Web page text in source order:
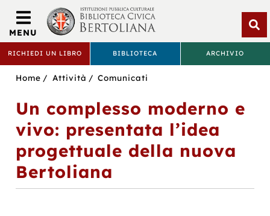
BIBLIOTECA
BERTOLIANA
RICHIEDI UN LIBRO BIBLIOTECA ARCHIVIO
MENU
Bertoliana
Sei
Home Attività Comunicati
Un complesso moderno e
vivo: presentata l’idea
progettuale della nuova
Bertoliana